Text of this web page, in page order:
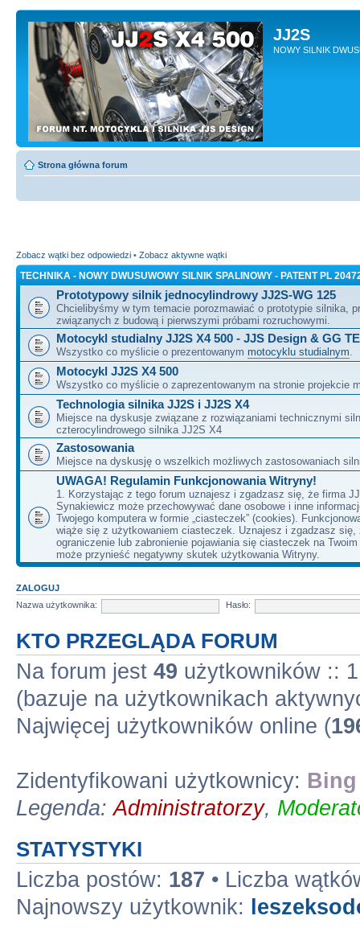
JJ2S
NOWY SILNIK
Strona główna forum
Zobacz wątki bez odpowiedzi • Zobacz aktywne wątki
TECHNIKA - NOWY DWUSUWOWY SILNIK SPALINOWY - PATENT PL
Prototypowy silnik jednocylindrowy JJ2S-WG 125
Chcielibyśmy w tym temacie porozmawiać o prototypie silnika,
związanych z budową i pierwszymi próbami rozruchowymi.
Motocykl studialny JJ2S X4 500 - JJS Design & GG
Wszystko co myślicie o prezentowanym motocyklu studialnym
Motocykl JJ2S X4 500
Wszystko co myślicie o zaprezentowanym na stronie projekcie
Technologia silnika JJ2S i JJ2S X4
Miejsce na dyskusje związane z rozwiązaniami technicznymi
czterocylindrowego silnika JJ2S X4
Zastosowania
Miejsce na dyskusję o wszelkich możliwych zastosowaniach
UWAGA! Regulamin Funkcjonowania Witryny!
1. Korzystając z tego forum uznajesz i zgadzasz się, że firma
Synakiewicz może przechowywać dane osobowe i inne
Twojego komputera w formie „ciasteczek” (cookies).
wiąże się z użytkowaniem ciasteczek. Uznajesz i zgadzasz się,
ograniczenie lub zabronienie pojawiania się ciasteczek na
może przynieść negatywny skutek użytkowania Witryny.
ZALOGUJ
Nazwa użytkownika:
Hasło:
KTO PRZEGLĄDA FORUM
Na forum jest 49 użytkowników ::
(bazuje na użytkownikach
Najwięcej użytkowników online (
Zidentyfikowani użytkownicy:
Legenda:Administratorzy,
STATYSTYKI
Liczba postów: 187 • Liczba
Najnowszy użytkownik: